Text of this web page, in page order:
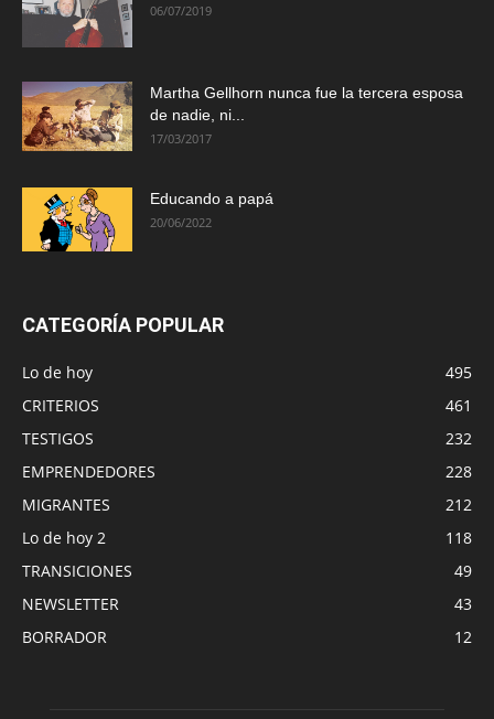
06/07/2019
Martha Gellhorn nunca fue la tercera esposa
de nadie, ni...
17/03/2017
Educando a papá
20/06/2022
CATEGORÍA POPULAR
Lo de hoy
495
CRITERIOS
461
TESTIGOS
232
EMPRENDEDORES
228
MIGRANTES
212
Lo de hoy 2
118
TRANSICIONES
49
NEWSLETTER
43
BORRADOR
12